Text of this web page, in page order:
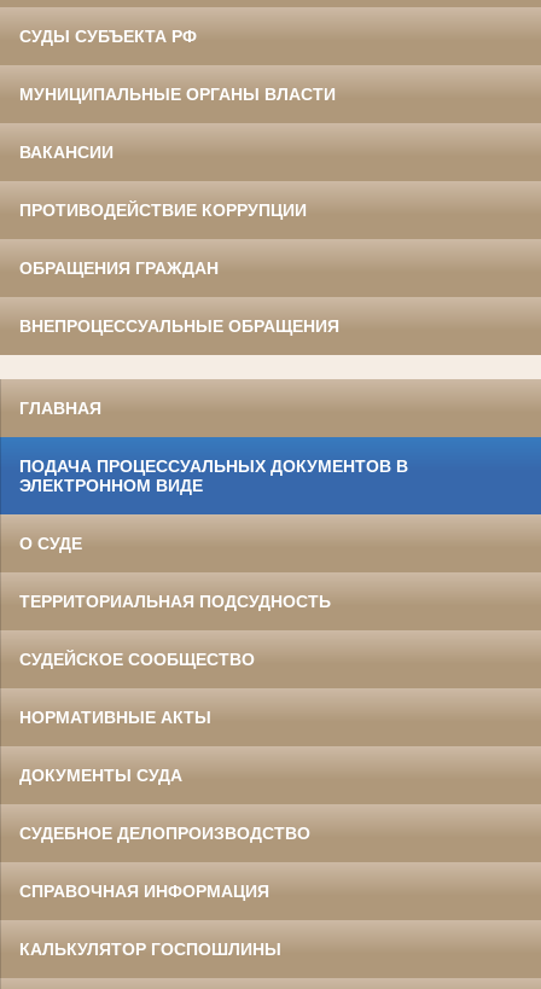
СУДЫ СУБЪЕКТА РФ
МУНИЦИПАЛЬНЫЕ ОРГАНЫ ВЛАСТИ
ВАКАНСИИ
ПРОТИВОДЕЙСТВИЕ КОРРУПЦИИ
ОБРАЩЕНИЯ ГРАЖДАН
ВНЕПРОЦЕССУАЛЬНЫЕ ОБРАЩЕНИЯ
ГЛАВНАЯ
ПОДАЧА ПРОЦЕССУАЛЬНЫХ ДОКУМЕНТОВ В
ЭЛЕКТРОННОМ ВИДЕ
О СУДЕ
ТЕРРИТОРИАЛЬНАЯ ПОДСУДНОСТЬ
СУДЕЙСКОЕ СООБЩЕСТВО
НОРМАТИВНЫЕ АКТЫ
ДОКУМЕНТЫ СУДА
СУДЕБНОЕ ДЕЛОПРОИЗВОДСТВО
СПРАВОЧНАЯ ИНФОРМАЦИЯ
КАЛЬКУЛЯТОР ГОСПОШЛИНЫ